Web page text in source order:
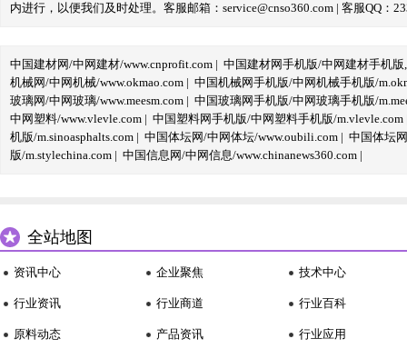
内进行，以便我们及时处理。客服邮箱：service@cnso360.com | 客服QQ：
中国建材网/中网建材/www.cnprofit.com | 中国建材网手机版/中网建材手机版
机械网/中网机械/www.okmao.com | 中国机械网手机版/中网机械手机版/
玻璃网/中网玻璃/www.meesm.com | 中国玻璃网手机版/中网玻璃手机版/
中网塑料/www.vlevle.com | 中国塑料网手机版/中网塑料手机版/m.vlevle.com
机版/m.sinoasphalts.com | 中国体坛网/中网体坛/www.oubili.com | 中国体坛
版/m.stylechina.com | 中国信息网/中网信息/www.chinanews360.com |
全站地图
资讯中心
行业资讯
原料动态
企业聚焦
行业商道
产品资讯
技术中心
行业百科
行业应用